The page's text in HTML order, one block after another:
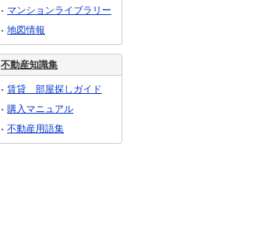
マンションライブラリー
地図情報
不動産知識集
賃貸 部屋探しガイド
購入マニュアル
不動産用語集